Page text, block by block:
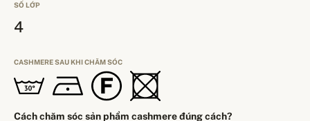
SỐ LỚP
4
CASHMERE SAU KHI CHĂM SÓC
Cách chăm sóc sản phẩm cashmere đúng cách?